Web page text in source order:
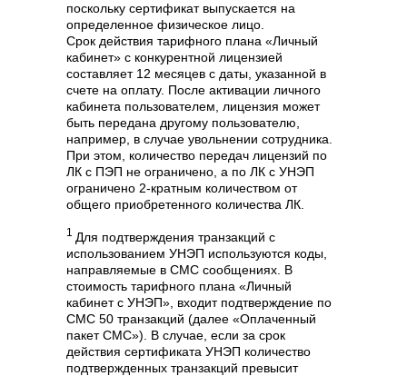
поскольку сертификат выпускается на
определенное физическое лицо.
Срок действия тарифного плана «Личный
кабинет» с конкурентной лицензией
составляет 12 месяцев с даты, указанной в
счете на оплату. После активации личного
кабинета пользователем, лицензия может
быть передана другому пользователю,
например, в случае увольнении сотрудника.
При этом, количество передач лицензий по
ЛК с ПЭП не ограничено, а по ЛК с УНЭП
ограничено 2-кратным количеством от
общего приобретенного количества ЛК.
1 Для подтверждения транзакций с
использованием УНЭП используются коды,
направляемые в СМС сообщениях. В
стоимость тарифного плана «Личный
кабинет с УНЭП», входит подтверждение по
СМС 50 транзакций (далее «Оплаченный
пакет СМС»). В случае, если за срок
действия сертификата УНЭП количество
подтвержденных транзакций превысит